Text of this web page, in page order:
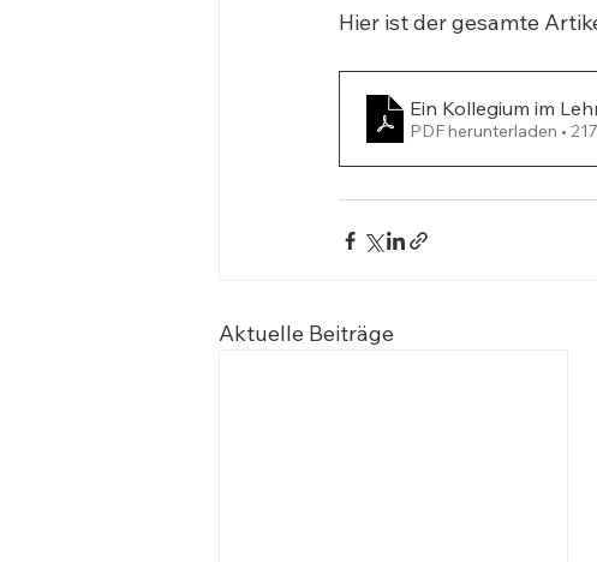
Hier ist der gesamte
Ein Kollegium im
PDF herunterladen •
Aktuelle Beiträge